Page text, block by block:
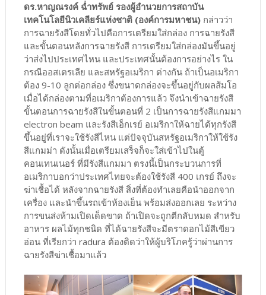
ดร.หาญณรงค์ ฉ่ำทรัพย์ รองผู้อำนวยการสถาบัน
เทคโนโลยีนิวเคลียร์แห่งชาติ (องค์การมหาชน)กล่าวว่า
การฉายรังสีโดยทั่วไปคือการเตรียมใส่กล่อง การฉายรังสี
และขั้นตอนหลังการฉายรังสี การเตรียมใส่กล่องมันขึ้นอยู่
ว่าส่งไปประเทศไหน และประเทศนั้นต้องการอย่างไร ใน
กรณีออสเตรเลีย และสหรัฐอเมริกา ต่างกัน ถ้าเป็นอเมริกา
ต้อง 9-10 ลูกต่อกล่อง ซึ่งขนาดกล่องจะขึ้นอยู่กับผลส้มโอ
เมื่อได้กล่องตามที่อเมริกาต้องการแล้ว จึงนำเข้าฉายรังสี
ขั้นตอนการฉายรังสีในขั้นตอนที่ 2 เป็นการฉายรังสีแกมมา
electron beam และรังสีเอ็กเรย์ อเมริกาให้ฉายได้ทุกรังสี
ขึ้นอยู่ที่เราจะใช้รังสีไหน แต่ปัจจุบันสหรัฐอเมริกาให้ใช้รัง
สีแกมม่า ดังนั้นเมื่อเตรียมเสร็จก็จะใส่เข้าไปในตู้
คอนเทนเนอร์ ที่มีรังสีแกมมา ตรงนี้เป็นกระบวนการที่
อเมริกาบอกว่าประเทศไทยจะต้องใช้รังสี 400 เกรย์ ถึงจะ
ฆ่าเชื้อได้ หลังจากฉายรังสี สิ่งที่ต้องทำเลยคือนำออกจาก
เครื่อง และนำขึ้นรถเข้าห้องเย็น พร้อมส่งออกเลย ระหว่าง
การขนส่งห้ามเปิดเด็ดขาด ถ้าเปิดจะถูกตีกลับหมด สำหรับ
อาหาร ผลไม้ทุกชนิด ที่ได้ฉายรังสีจะมีตราดอกไม้สีเขียว
อ่อน ที่เรียกว่า radura ต้องติดว่าให้ผู้บริโภครู้ว่าผ่านการ
ฉายรังสีฆ่าเชื้อมาแล้ว